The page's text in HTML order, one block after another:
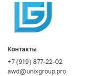
Контакты
+7 (919) 877-22-02
awd@unixgroup.pro